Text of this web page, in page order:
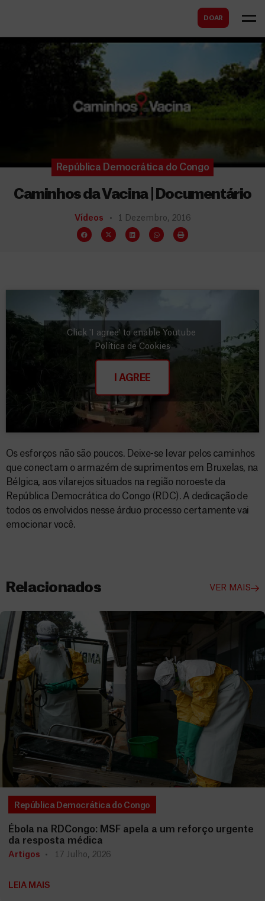
DOAR
República Democrática do Congo
Caminhos da Vacina | Documentário
Vídeos 1 Dezembro, 2016
Click 'I agree' to enable Youtube
Política de Cookies
I AGREE
Os esforços não são poucos. Deixe-se levar pelos caminhos
que conectam o armazém de suprimentos em Bruxelas, na
Bélgica, aos vilarejos situados na região noroeste da
República Democrática do Congo (RDC). A dedicação de
todos os envolvidos nesse árduo processo certamente vai
emocionar você.
Relacionados VER MAIS
República Democrática do Congo
Ébola na RDCongo: MSF apela a um reforço urgente
da resposta médica
Artigos 17 Julho, 2026
LEIA MAIS
s
r